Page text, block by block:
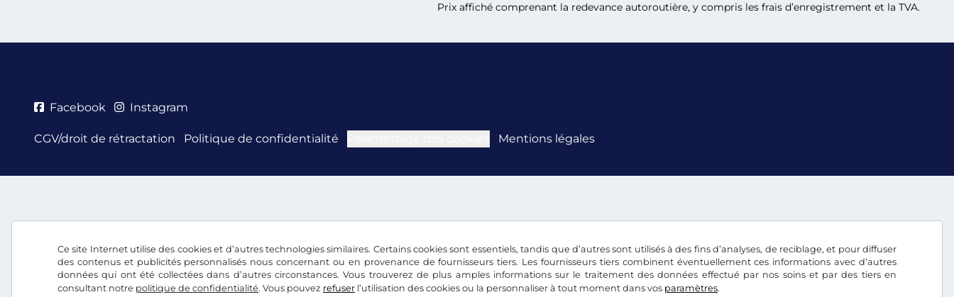
Ce site Internet utilise des cookies et d’autres technologies similaires. Certains cookies sont essentiels, tandis que d’autres sont utilisés à des fins d’analyses, de reciblage, et pour diffuser
des contenus et publicités personnalisés nous concernant ou en provenance de fournisseurs tiers. Les fournisseurs tiers combinent éventuellement ces informations avec d’autres
données qui ont été collectées dans d’autres circonstances. Vous trouverez de plus amples informations sur le traitement des données effectué par nos soins et par des tiers en
consultant notre politique de confidentialité. Vous pouvez refuser l’utilisation des cookies ou la personnaliser à tout moment dans vos paramètres.
Prix affiché comprenant la redevance autoroutière, y compris les frais d’enregistrement et la TVA.
Facebook Instagram
CGV/droit de rétractation Politique de confidentialité Mentions légales